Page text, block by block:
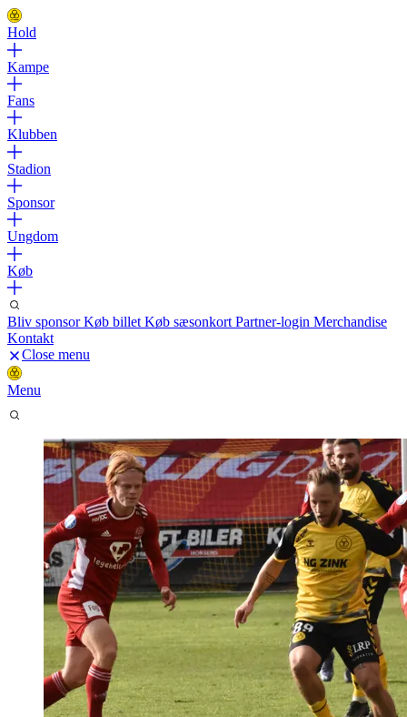
Hold
Kampe
Fans
Klubben
Stadion
Sponsor
Ungdom
Køb
Bliv sponsorKøb billet Køb sæsonkort Partner-login Merchandise
Kontakt
Close menu
Menu